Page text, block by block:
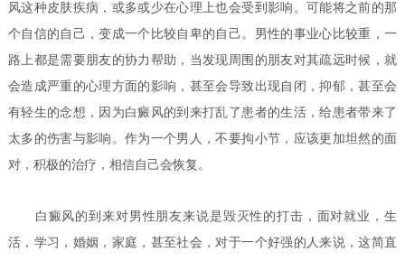
风这种皮肤疾病，或多或少在心理上也会受到影响。可能将之前的那
个自信的自己，变成一个比较自卑的自己。男性的事业心比较重，一
路上都是需要朋友的协力帮助，当发现周围的朋友对其疏远时候，就
会造成严重的心理方面的影响，甚至会导致出现自闭，抑郁，甚至会
有轻生的念想，因为白癜风的到来打乱了患者的生活，给患者带来了
太多的伤害与影响。作为一个男人，不要拘小节，应该更加坦然的面
对，积极的治疗，相信自己会恢复。
白癜风的到来对男性朋友来说是毁灭性的打击，面对就业，生
活，学习，婚姻，家庭，甚至社会，对于一个好强的人来说，这简直